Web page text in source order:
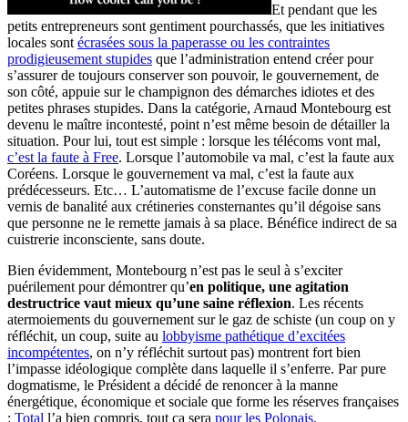
Et pendant que les
petits entrepreneurs sont gentiment pourchassés, que les initiatives
locales sont écrasées sous la paperasse ou les contraintes
prodigieusement stupides que l’administration entend créer pour
s’assurer de toujours conserver son pouvoir, le gouvernement, de
son côté, appuie sur le champignon des démarches idiotes et des
petites phrases stupides. Dans la catégorie, Arnaud Montebourg est
devenu le maître incontesté, point n’est même besoin de détailler la
situation. Pour lui, tout est simple : lorsque les télécoms vont mal,
c’est la faute à Free. Lorsque l’automobile va mal, c’est la faute aux
Coréens. Lorsque le gouvernement va mal, c’est la faute aux
prédécesseurs. Etc… L’automatisme de l’excuse facile donne un
vernis de banalité aux crétineries consternantes qu’il dégoise sans
que personne ne le remette jamais à sa place. Bénéfice indirect de sa
cuistrerie inconsciente, sans doute.
Bien évidemment, Montebourg n’est pas le seul à s’exciter
puérilement pour démontrer qu’en politique, une agitation
destructrice vaut mieux qu’une saine réflexion. Les récents
atermoiements du gouvernement sur le gaz de schiste (un coup on y
réfléchit, un coup, suite au lobbyisme pathétique d’excitées
incompétentes, on n’y réfléchit surtout pas) montrent fort bien
l’impasse idéologique complète dans laquelle il s’enferre. Par pure
dogmatisme, le Président a décidé de renoncer à la manne
énergétique, économique et sociale que forme les réserves françaises
: Total l’a bien compris, tout ça sera pour les Polonais.